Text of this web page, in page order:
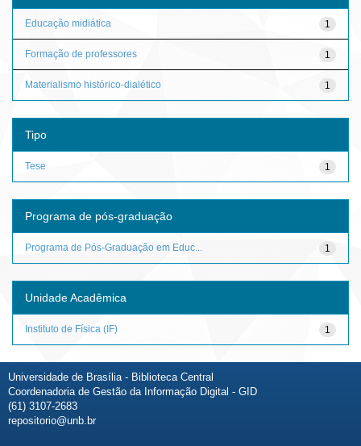
1
Educação midiática
1
Formação de professores
1
Materialismo histórico-dialético
Tipo
1
Tese
Programa de pós-graduação
1
Programa de Pós-Graduação em Educ...
Unidade Acadêmica
1
Instituto de Física (IF)
Universidade de Brasília - Biblioteca Central
Coordenadoria de Gestão da Informação Digital - GID
(61) 3107-2683
repositorio@unb.br